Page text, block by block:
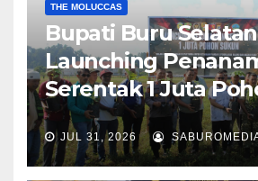
THE MOLUCCAS
Bupati Buru
Launching
Serentak 1 Juta
JUL 31, 2026
AMBON METRO JURNALISME AKTIVIS
POLITIK & PEMERINTAHAN